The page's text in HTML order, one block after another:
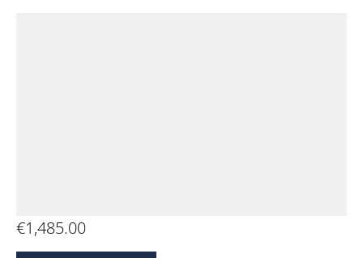
€1,485.00